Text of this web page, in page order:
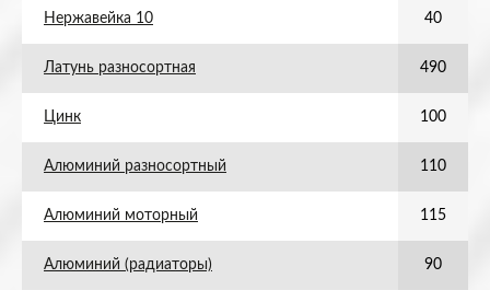
Нержавейка 10 40
Латунь разносортная 490
Цинк 100
Алюминий разносортный 110
Алюминий моторный 115
Алюминий (радиаторы) 90